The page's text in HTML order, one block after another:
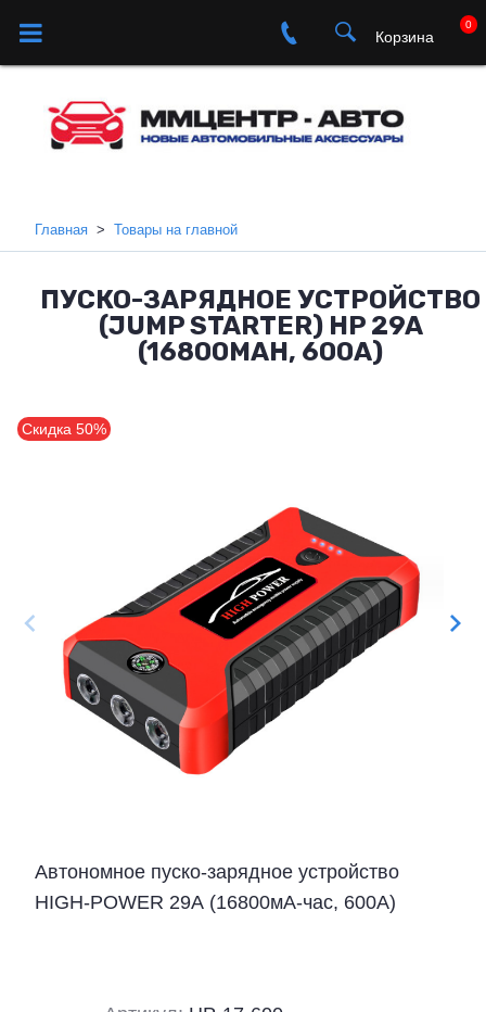
Корзина
0
Главная Товары на главной
ПУСКО-ЗАРЯДНОЕ УСТРОЙСТВО
(JUMP STARTER) HP 29A
(16800MAH, 600A)
Скидка 50%
Автономное пуско-зарядное устройство
HIGH-POWER 29А (16800мА-час, 600А)